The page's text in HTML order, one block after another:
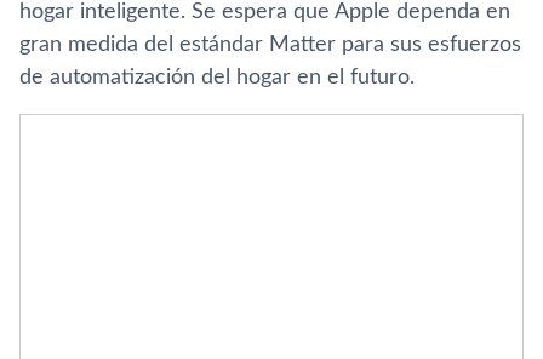
hogar inteligente. Se espera que Apple dependa en
gran medida del estándar Matter para sus esfuerzos
de automatización del hogar en el futuro.